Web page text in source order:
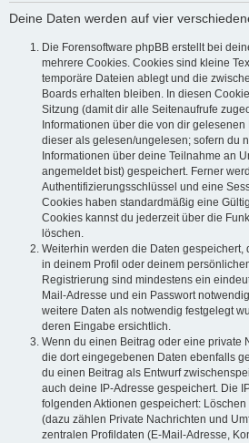
Deine Daten werden auf vier
Die Forensoftware phpBB erstellt bei
mehrere Cookies. Cookies sind kleine
temporäre Dateien ablegt und die
Boards erhalten bleiben. In diesen
Sitzung (damit dir alle Seitenaufrufe
Informationen über die von dir
dieser als gelesen/ungelesen; sofern du
Informationen über deine Teilnahme an
angemeldet bist) gespeichert. Ferner
Authentifizierungsschlüssel und eine
Cookies haben standardmäßig eine
Cookies kannst du jederzeit über die
löschen.
Weiterhin werden die Daten gespeichert,
in deinem Profil oder deinem
Registrierung sind mindestens ein
Mail-Adresse und ein Passwort
weitere Daten als notwendig festgelegt
deren Eingabe ersichtlich.
Wenn du einen Beitrag oder eine private
die dort eingegebenen Daten ebenfalls
du einen Beitrag als Entwurf
auch deine IP-Adresse gespeichert. Die
folgenden Aktionen gespeichert:
(dazu zählen Private Nachrichten und
zentralen Profildaten (E-Mail-Adresse,